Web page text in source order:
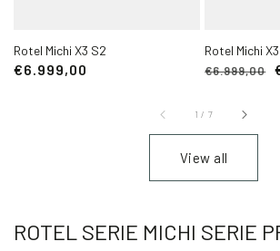
Rotel Michi X3 S2
€6.999,00
Rotel Michi
€6.999,00
1 / 7
View all
ROTEL SERIE MICHI SERIE